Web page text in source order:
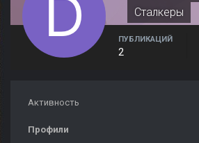
Сталкеры
ПУБЛИКАЦИЙ
2
Активность
Профили